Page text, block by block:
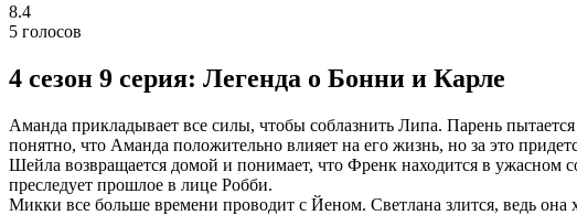
8.4
5 голосов
4 сезон 9 серия: Легенда о Бонни и Карле
Аманда прикладывает все силы, чтобы соблазнить Липа. Парень
понятно, что Аманда положительно влияет на его жизнь, но за это
Шейла возвращается домой и понимает, что Френк находится в ужасном
преследует прошлое в лице Робби.
Микки все больше времени проводит с Йеном. Светлана злится, ведь